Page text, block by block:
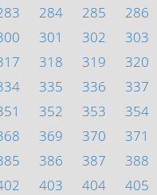
284 285 286
301 302 303
318 319 320
335 336 337
352 353 354
369 370 371
386 387 388
403 404 405